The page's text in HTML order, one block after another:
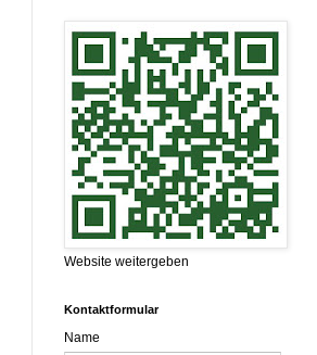
Website weitergeben
Kontaktformular
Name